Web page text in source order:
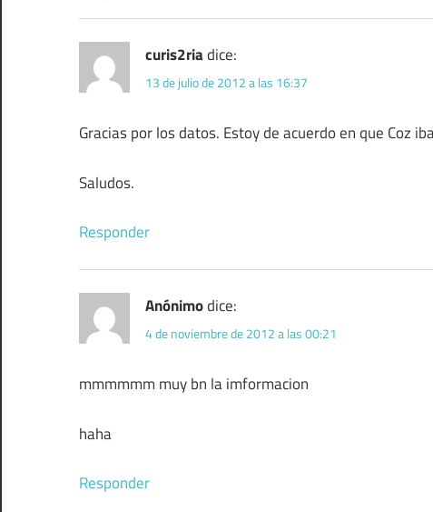
curis2riadice:
13 de julio de 2012 a las 16:37
Gracias por los datos. Estoy de acuerdo en que Coz
Saludos.
Responder
Anónimodice:
4 de noviembre de 2012 a las 00:21
mmmmmm muy bn la imformacion
haha
Responder